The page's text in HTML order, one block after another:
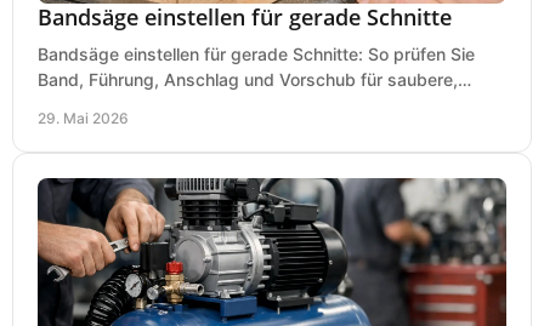
Bandsäge einstellen für gerade Schnitte
Bandsäge einstellen für gerade Schnitte: So prüfen Sie
Band, Führung, Anschlag und Vorschub für saubere,
29. Mai 2026